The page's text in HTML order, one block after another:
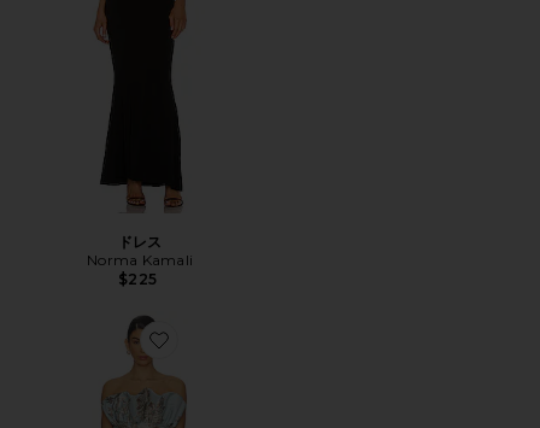
ドレス
Norma Kamali
$225
Favorite NOAH マキシドレス